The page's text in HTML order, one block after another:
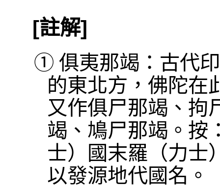
[註解]
① 俱夷那竭：古代
的東北方，佛陀在
又作俱尸那竭、拘
竭、鳩尸那竭。按
士）國末羅（力士
以發源地代國名。